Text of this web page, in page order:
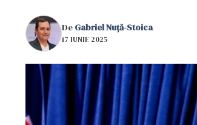
De Gabriel Nuță-Stoica
17 IUNIE 2025